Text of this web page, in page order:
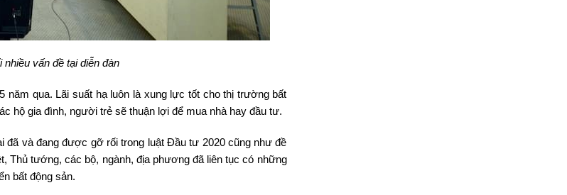
vấn đề tại diễn đàn
năm qua. Lãi suất hạ luôn là xung lực tốt cho thị trường bất
hộ gia đình, người trẻ sẽ thuận lợi để mua nhà hay đầu tư.
đã và đang được gỡ rối trong luật Đầu tư 2020 cũng như đề
Thủ tướng, các bộ, ngành, địa phương đã liên tục có những
bất động sản.